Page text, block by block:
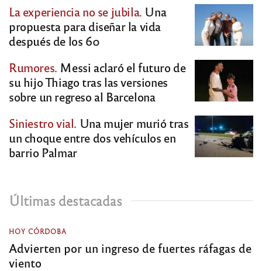
La experiencia no se jubila. Una
propuesta para diseñar la vida
después de los 60
Rumores. Messi aclaró el futuro de
su hijo Thiago tras las versiones
sobre un regreso al Barcelona
Siniestro vial. Una mujer murió tras
un choque entre dos vehículos en
barrio Palmar
Últimas destacadas
HOY CÓRDOBA
Advierten por un ingreso de fuertes ráfagas de
viento